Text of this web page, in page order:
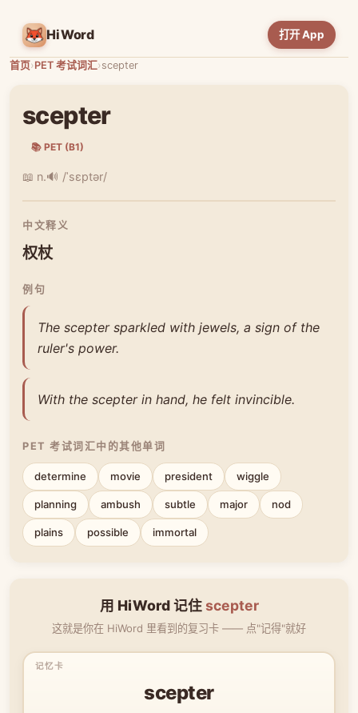
HiWord 打开 App
首页›PET 考试词汇›scepter
scepter
📚 PET (B1)
📖 n.🔊 /ˈsɛptər/
中文释义
权杖
例句
The scepter sparkled with jewels, a sign of the
ruler's power.
With the scepter in hand, he felt invincible.
PET 考试词汇中的其他单词
determine movie president wiggle
planning ambush subtle major nod
plains possible immortal
用 HiWord 记住scepter
这就是你在 HiWord 里看到的复习卡 —— 点"记得"就好
scepter